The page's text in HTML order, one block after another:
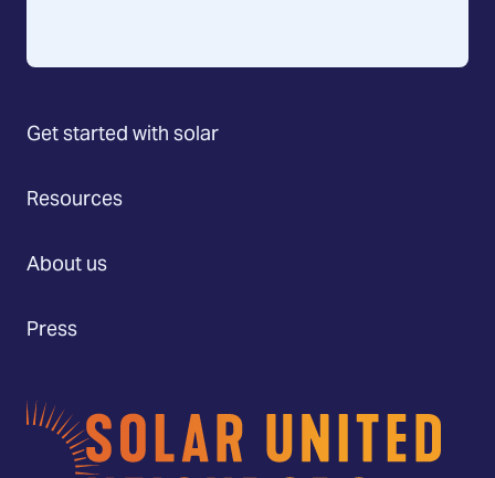
Get started with solar
Resources
About us
Press